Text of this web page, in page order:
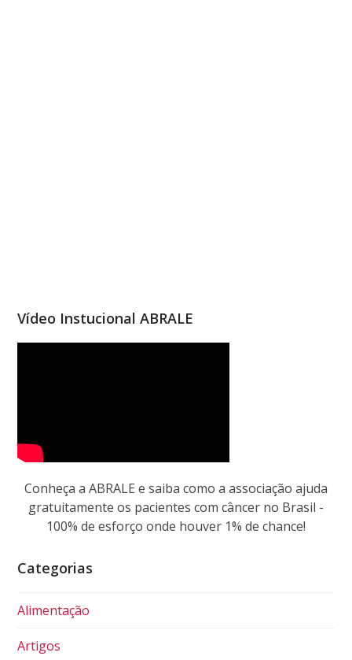
Vídeo Instucional ABRALE
Conheça a ABRALE e saiba como a associação ajuda
gratuitamente os pacientes com câncer no Brasil -
100% de esforço onde houver 1% de chance!
Categorias
Alimentação
Artigos